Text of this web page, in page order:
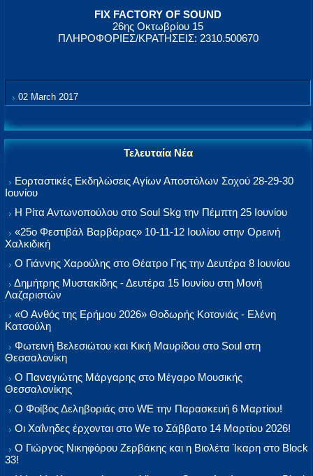
FIX FACTORY OF SOUND
26ης Οκτωβρίου 15
ΠΛΗΡΟΦΟΡΙΕΣ/ΚΡΑΤΗΣΕΙΣ: 2310.500670
02 March 2017
Τελευταία Νέα
Εορταστικές Εκδηλώσεις Αγίων Αποστόλων Σοχού 28-29-30
Ιουνίου
Η Ρίτα Αντωνοπούλου στο Soul Skg την Πέμπτη 25 Ιουνίου
«25ο Φεστιβάλ Βαρβάρας» 10-11-12 Ιουλίου στην Ορεινή
Χαλκιδική
Ο Γιάννης Χαρούλης στο Θέατρο Γης την Δευτέρα 8 Ιουνίου
Δημήτρης Μυστακίδης - Δευτέρα 15 Ιουνίου στη Μονή
Λαζαριστών
«Ο Ανθός της Ερήμου 2026» Θοδωρής Κοτονιάς - Ελένη
Κατσούλη
Φωτεινή Βελεσιώτου και Κική Μαυρίδου στο Soul στη
Θεσσαλονίκη
Ο Παναγιώτης Μάργαρης στο Μέγαρο Μουσικής
Θεσσαλονίκης
Ο Φοίβος Δεληβοριάς στο WE την Παρασκευή 6 Μαρτίου!
Οι Χαΐνηδες έρχονται στο We το Σάββατο 14 Μαρτίου 2026!
Ο Γιώργος Νικηφόρου Ζερβάκης και η Βιολέτα Ίκαρη στο Block
33!